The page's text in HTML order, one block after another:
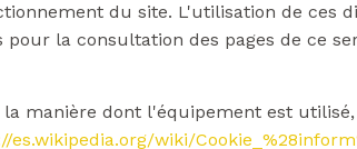
du site. L'utilisation de ces
la consultation des pages de ce
manière dont l'équipement est
es.wikipedia.org/wiki/